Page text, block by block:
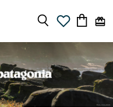
anzeigen